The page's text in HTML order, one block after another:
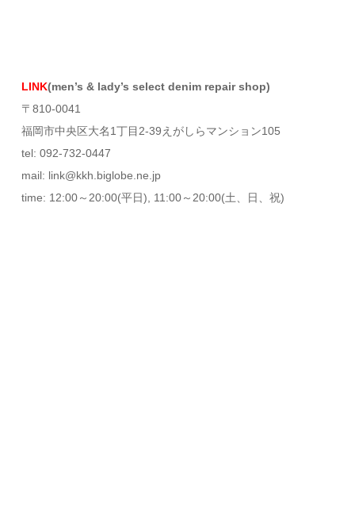
LINK(men’s & lady’s select denim repair shop)
〒810-0041
福岡市中央区大名1丁目2-39えがしらマンション105
tel: 092-732-0447
mail: link@kkh.biglobe.ne.jp
time: 12:00～20:00(平日), 11:00～20:00(土、日、祝)